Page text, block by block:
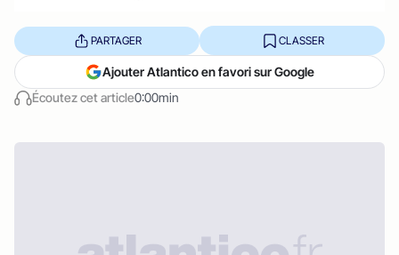
Écoutez cet article0:00min
PARTAGER CLASSER
Ajouter Atlantico en favori sur Google